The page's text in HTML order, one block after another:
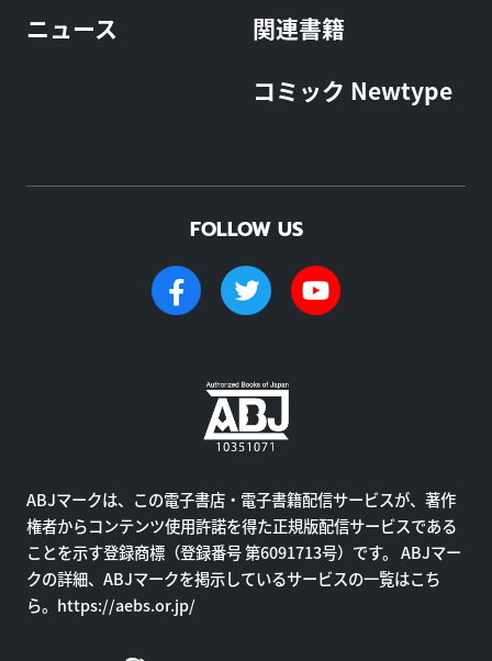
ニュース
関連書籍
コミック Newtype
FOLLOW US
ABJマークは、この電子書店・電子書籍配信サービスが、著作
権者からコンテンツ使用許諾を得た正規版配信サービスである
ことを示す登録商標（登録番号 第6091713号）です。 ABJマー
クの詳細、ABJマークを掲示しているサービスの一覧はこち
ら。 https://aebs.or.jp/